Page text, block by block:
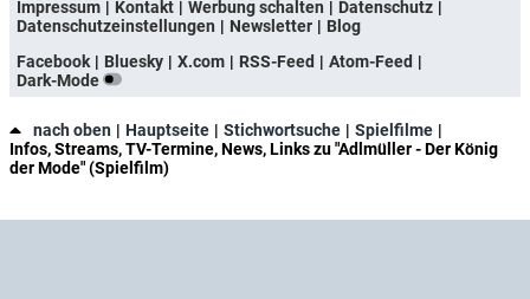
Impressum
Kontakt Werbung schalten
Datenschutz
Datenschutzeinstellungen
Newsletter
Blog
Facebook
Bluesky X.com RSS-Feed
Atom-Feed
Dark-Mode
nach oben Hauptseite Stichwortsuche
Spielfilme
Infos, Streams, TV-Termine, News, Links zu "Adlmüller - Der König
der Mode" (Spielfilm)